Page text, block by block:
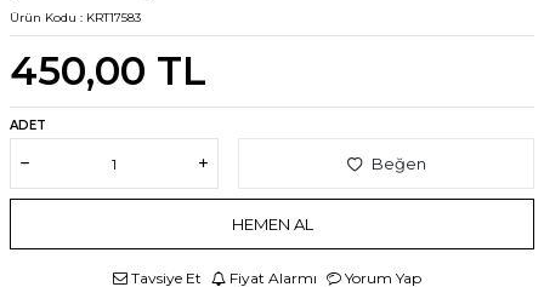
Ürün Kodu : KRT17583
450,00 TL
ADET
Beğen
HEMEN AL
Tavsiye Et Fiyat Alarmı Yorum Yap